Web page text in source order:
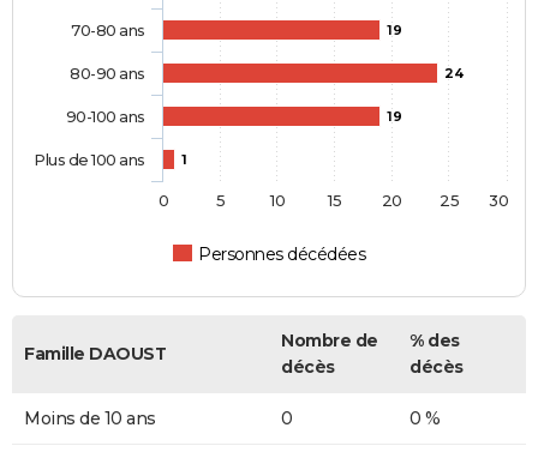
19
24
19
1
Personnes décédées
70-80 ans
80-90 ans
90-100 ans
Plus de 100 ans
0 5 10 15 20 25 30
Famille DAOUST
Nombre de
décès
% des
décès
Moins de 10 ans 0 0 %